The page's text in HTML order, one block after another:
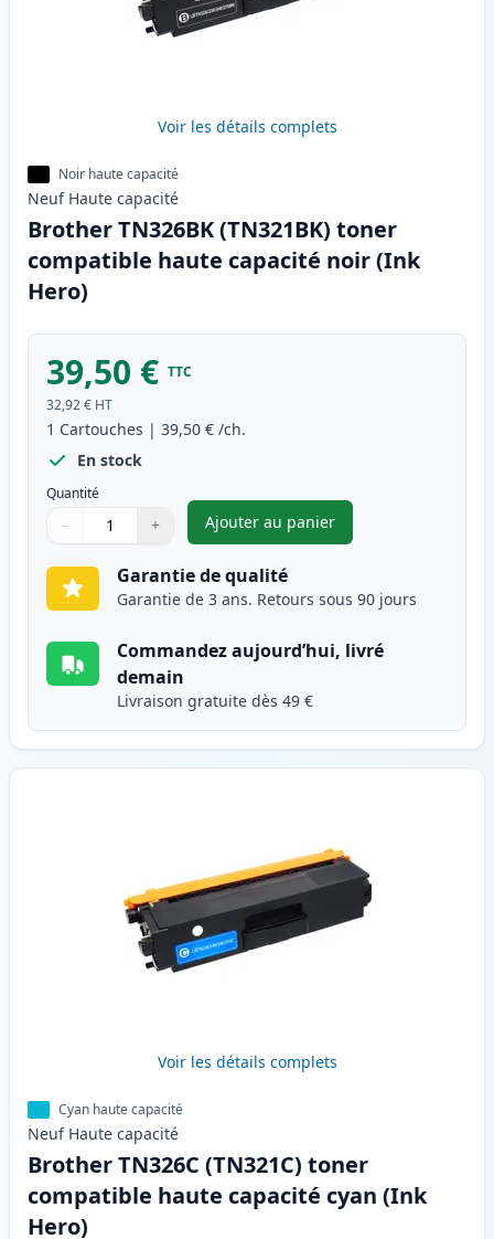
Voir les détails complets
Noir haute capacité
Neuf Haute capacité
Brother TN326BK (TN321BK) toner
compatible haute capacité noir (Ink
Hero)
39,50 € TTC
32,92 € HT
1 Cartouches | 39,50 € /ch.
En stock
Quantité
Quantité
Utilisez les boutons pour ajuster
− +
Quantité
Ajouter au panier
,Brother TN326BK
Garantie de qualité
Garantie de 3 ans. Retours sous 90 jours
Commandez aujourd’hui, livré
demain
Livraison gratuite dès 49 €
Voir les détails complets
Cyan haute capacité
Neuf Haute capacité
Brother TN326C (TN321C) toner
compatible haute capacité cyan (Ink
Hero)